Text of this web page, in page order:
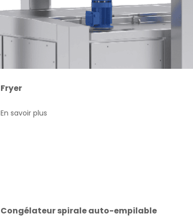
Fryer
En savoir plus
Congélateur spirale auto-empilable